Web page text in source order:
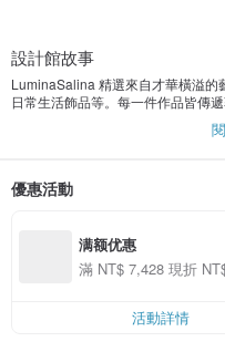
設計館故事
LuminaSalina 精選來自才華橫溢的
日常生活飾品等。每一件作品皆傳
遇見的每一件作品，都能豐富並啟
優惠活動
满额优惠
滿 NT$ 7,428 現折
活動詳情